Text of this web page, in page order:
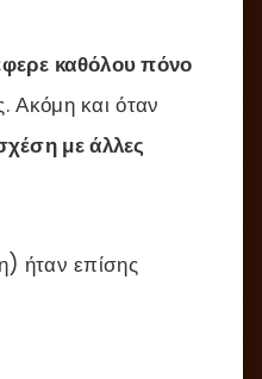
καθόλου πόνο
Ακόμη και όταν
με άλλες
ήταν επίσης